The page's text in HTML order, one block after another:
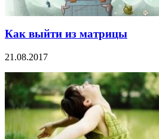
Как выйти из матрицы
21.08.2017